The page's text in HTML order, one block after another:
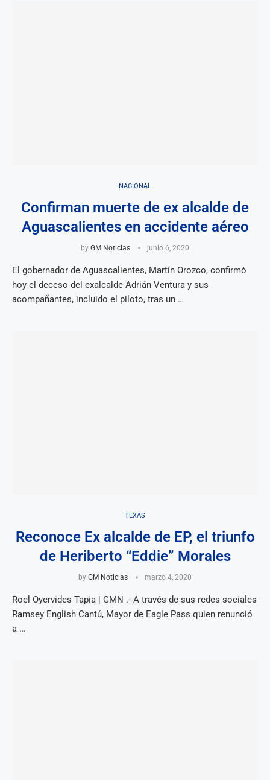
NACIONAL
Confirman muerte de ex alcalde de
Aguascalientes en accidente aéreo
by GM Noticias junio 6, 2020
El gobernador de Aguascalientes, Martín Orozco, confirmó
hoy el deceso del exalcalde Adrián Ventura y sus
acompañantes, incluido el piloto, tras un …
TEXAS
Reconoce Ex alcalde de EP, el triunfo
de Heriberto “Eddie” Morales
by GM Noticias marzo 4, 2020
Roel Oyervides Tapia | GMN .- A través de sus redes sociales
Ramsey English Cantú, Mayor de Eagle Pass quien renunció
a …